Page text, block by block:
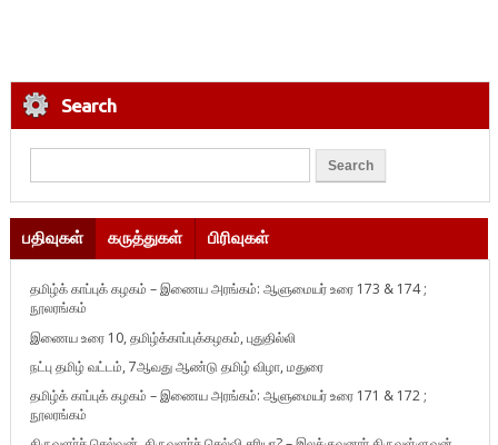
Search
பதிவுகள் கருத்துகள் பிரிவுகள்
தமிழ்க் காப்புக் கழகம் – இணைய அரங்கம்: ஆளுமையர் உரை 173 & 174 ;
நூலரங்கம்
இணைய உரை 10, தமிழ்க்காப்புக்கழகம், புதுதில்லி
நட்பு தமிழ் வட்டம், 7ஆவது ஆண்டு தமிழ் விழா, மதுரை
தமிழ்க் காப்புக் கழகம் – இணைய அரங்கம்: ஆளுமையர் உரை 171 & 172 ;
நூலரங்கம்